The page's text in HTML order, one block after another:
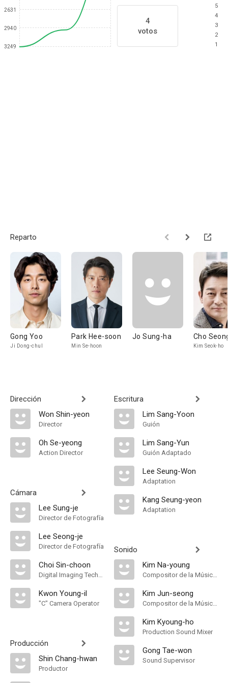
2631
2940
3249
4
votos
5
4
3
2
1
Reparto
Gong Yoo
Ji Dong-chul
Park Hee-soon
Min Se-hoon
Jo Sung-ha Cho
Kim Seok-ho
Dirección
Won Shin-yeon
Director
Oh Se-yeong
Action Director
Cámara
Lee Sung-je
Director de Fotografía
Lee Seong-je
Director de Fotografía
Choi Sin-choon
Digital Imaging Technician
Kwon Young-il
"C" Camera Operator
Producción
Shin Chang-hwan
Productor
Escritura
Lim Sang-Yoon
Guión
Lim Sang-Yun
Guión Adaptado
Lee Seung-Won
Adaptation
Kang Seung-yeon
Adaptation
Sonido
Kim Na-young
Compositor de la Música Original
Kim Jun-seong
Compositor de la Música Original
Kim Kyoung-ho
Production Sound Mixer
Gong Tae-won
Sound Supervisor